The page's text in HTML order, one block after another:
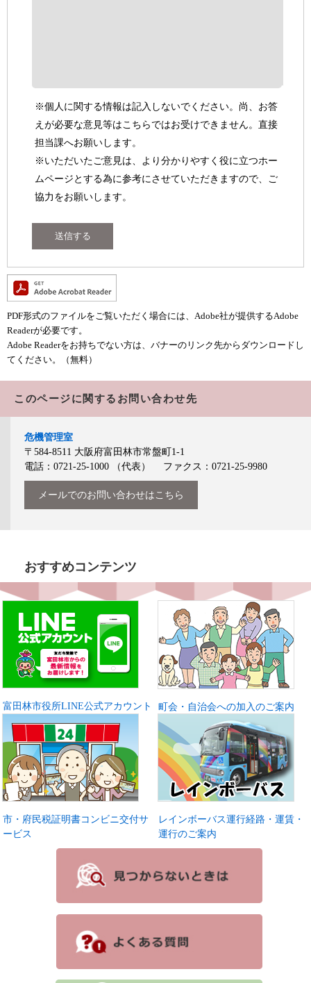
※個人に関する情報は記入しないでください。尚、お答
えが必要な意見等はこちらではお受けできません。直接
担当課へお願いします。
※いただいたご意見は、より分かりやすく役に立つホー
ムページとする為に参考にさせていただきますので、ご
協力をお願いします。
PDF形式のファイルをご覧いただく場合には、Adobe社が提供するAdobe
Readerが必要です。
Adobe Readerをお持ちでない方は、バナーのリンク先からダウンロードし
てください。（無料）
このページに関するお問い合わせ先
危機管理室
〒584-8511 大阪府富田林市常盤町1-1
電話：0721-25-1000
（代表） ファクス：0721-25-9980
メールでのお問い合わせはこちら
おすすめコンテンツ
富田林市役所LINE公式アカウント 町会・自治会への加入のご案内
市・府民税証明書コンビニ交付サ
ービス
レインボーバス運行経路・運賃・
運行のご案内